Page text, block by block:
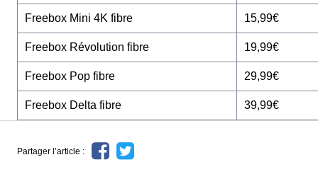
Freebox Mini 4K fibre 15,99€
Freebox Révolution fibre 19,99€
Freebox Pop fibre 29,99€
Freebox Delta fibre 39,99€
Partager l’article :